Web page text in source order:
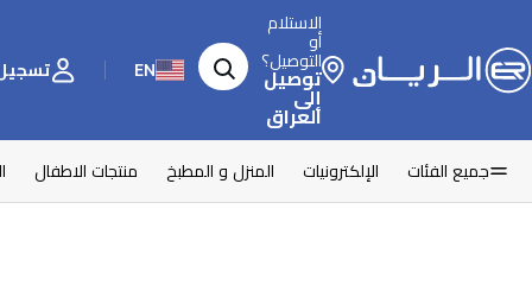
الاستلام
أو
التوصيل؟
توصيل
إلى
العراق
EN تسجيل
جميع الفئات الإلكترونيات المنزل و المطبخ منتجات الاطفال